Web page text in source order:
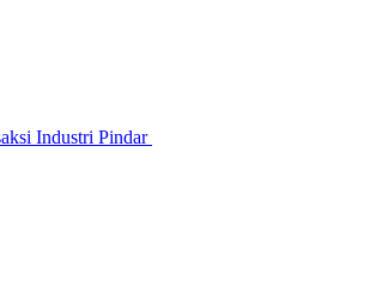
Industri Pindar